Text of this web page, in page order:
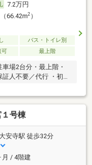
7.2万円
66.42m2）
バス・トイレ別
可 最上階
場2台分・最上階・
人不要／代行 ・初期
号棟
安寺駅 徒歩32分
月 / 4階建